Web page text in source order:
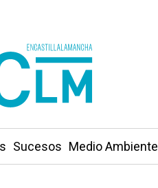
Sucesos Medio Ambiente